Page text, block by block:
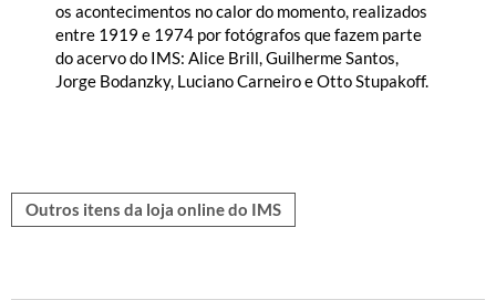
os acontecimentos no calor do momento, realizados
entre 1919 e 1974 por fotógrafos que fazem parte
do acervo do IMS: Alice Brill, Guilherme Santos,
Jorge Bodanzky, Luciano Carneiro e Otto Stupakoff.
Outros itens da loja online do IMS